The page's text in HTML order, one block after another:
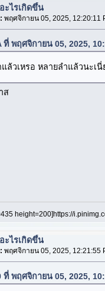
ะไรเกิดขึ้น
พฤศจิกายน 05, 2025, 12:20:11
ที่ พฤศจิกายน 05, 2025,
ล้วเหรอ หลายลำแล้วนะเนี่
ส
height=200]https://
ะไรเกิดขึ้น
พฤศจิกายน 05, 2025, 12:21:55
ที่ พฤศจิกายน 05, 2025,